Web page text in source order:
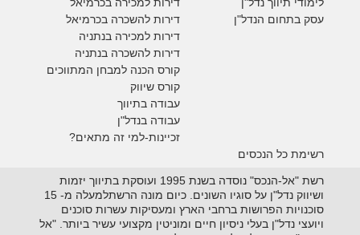
דירות להשכרה בכרמיאל
דירות למכירה בנתניה
דירות להשכרה בנתניה
קורס הכנה למבחן המתווכים
קורס שיווק
עבודה בתיווך
עבודה בנדל"ן
זכיינות-למי זה מתאים?
עסק בתחום הנדל"ן
רשימת כל הנכסים
רשת "אל-הנכס" נוסדה בשנת 1995 ועוסקת בתיווך יזמות
ושיווק נדל"ן על סוגיו השונים. כיום מונה הרשתלמעלה מ- 15
סוכנויות הפרושות ברחבי הארץ ומעסיקות עשרות סוכנים
ויועצי נדל"ן בעלי ניסיון חיים ומוניטין מקצועי עשיר ביותר. "אל